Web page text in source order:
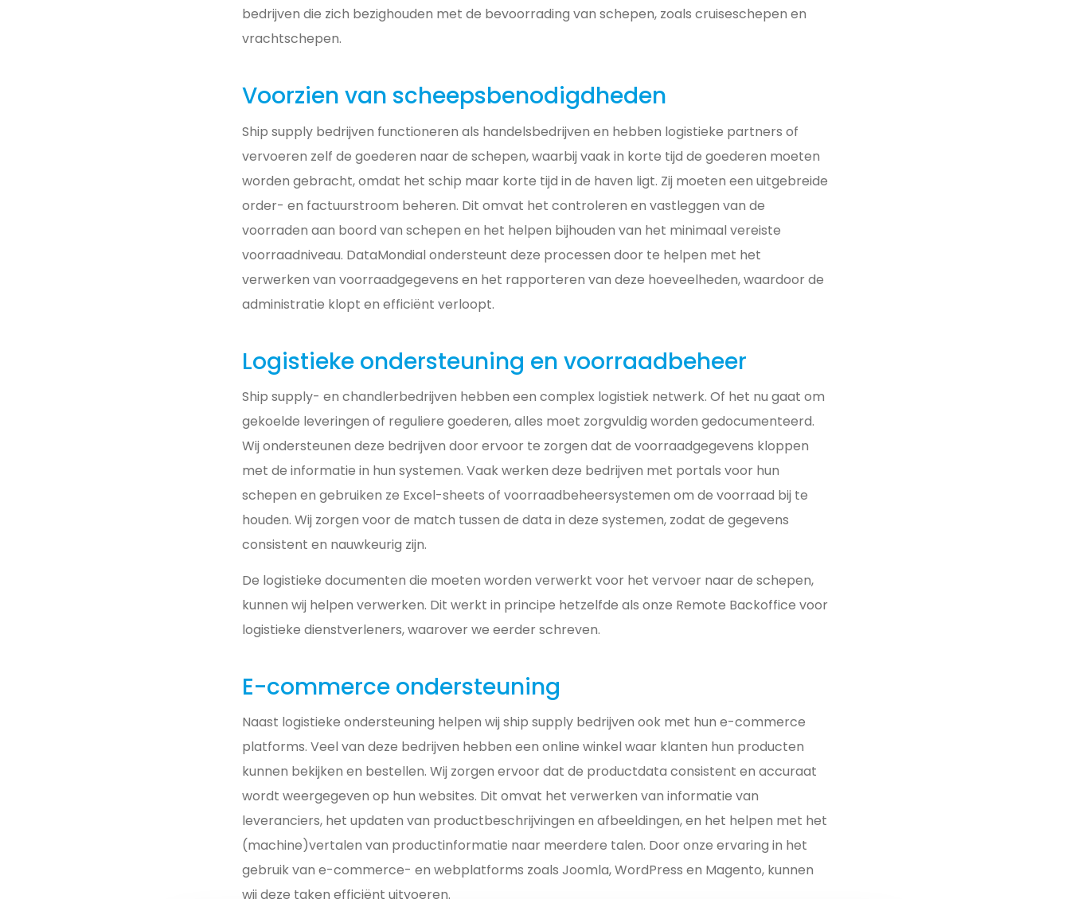
bedrijven die zich bezighouden met de bevoorrading van schepen, zoals cruiseschepen en
vrachtschepen.
Voorzien van scheepsbenodigdheden
Ship supply bedrijven functioneren als handelsbedrijven en hebben logistieke partners of
vervoeren zelf de goederen naar de schepen, waarbij vaak in korte tijd de goederen moeten
worden gebracht, omdat het schip maar korte tijd in de haven ligt. Zij moeten een uitgebreide
order- en factuurstroom beheren. Dit omvat het controleren en vastleggen van de
voorraden aan boord van schepen en het helpen bijhouden van het minimaal vereiste
voorraadniveau. DataMondial ondersteunt deze processen door te helpen met het
verwerken van voorraadgegevens en het rapporteren van deze hoeveelheden, waardoor de
administratie klopt en efficiënt verloopt.
Logistieke ondersteuning en voorraadbeheer
Ship supply- en chandlerbedrijven hebben een complex logistiek netwerk. Of het nu gaat om
gekoelde leveringen of reguliere goederen, alles moet zorgvuldig worden gedocumenteerd.
Wij ondersteunen deze bedrijven door ervoor te zorgen dat de voorraadgegevens kloppen
met de informatie in hun systemen. Vaak werken deze bedrijven met portals voor hun
schepen en gebruiken ze Excel-sheets of voorraadbeheersystemen om de voorraad bij te
houden. Wij zorgen voor de match tussen de data in deze systemen, zodat de gegevens
consistent en nauwkeurig zijn.
De logistieke documenten die moeten worden verwerkt voor het vervoer naar de schepen,
kunnen wij helpen verwerken. Dit werkt in principe hetzelfde als onze Remote Backoffice voor
logistieke dienstverleners, waarover we eerder schreven.
E-commerce ondersteuning
Naast logistieke ondersteuning helpen wij ship supply bedrijven ook met hun e-commerce
platforms. Veel van deze bedrijven hebben een online winkel waar klanten hun producten
kunnen bekijken en bestellen. Wij zorgen ervoor dat de productdata consistent en accuraat
wordt weergegeven op hun websites. Dit omvat het verwerken van informatie van
leveranciers, het updaten van productbeschrijvingen en afbeeldingen, en het helpen met het
(machine)vertalen van productinformatie naar meerdere talen. Door onze ervaring in het
gebruik van e-commerce- en webplatforms zoals Joomla, WordPress en Magento, kunnen
wij deze taken efficiënt uitvoeren.